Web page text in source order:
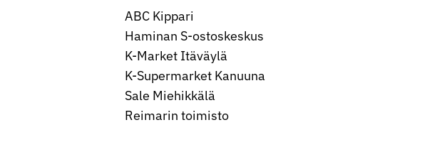
ABC Kippari
Haminan S-ostoskeskus
K-Market Itäväylä
K-Supermarket Kanuuna
Sale Miehikkälä
Reimarin toimisto